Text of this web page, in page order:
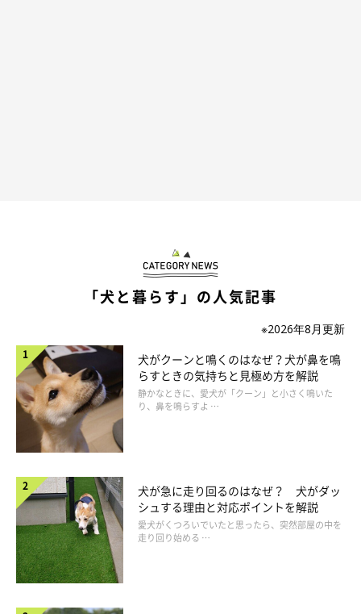
７才以降のシニア期に入ると、病気の影響で太ってくることがあ
ります。とくに、クッシング症候群や甲状腺機能低下症といった
ホルモンにかかわる病気では、おなかまわりが太ってくること
も。食事量は変わらないのに、急に太ってきたなら病気の可能性
も疑ってみましょう。
●病気の太り方はおなかぽっこり
食べすぎの肥満では、背中に脂肪がつきますが、病気の肥満で
「犬と暮らす」の人気記事
※2026年8月更新
犬がクーンと鳴くのはなぜ？犬が鼻を鳴
らすときの気持ちと見極め方を解説
静かなときに、愛犬が「クーン」と小さく鳴いた
り、鼻を鳴らすよ …
犬が急に走り回るのはなぜ？ 犬がダッ
シュする理由と対応ポイントを解説
愛犬がくつろいでいたと思ったら、突然部屋の中を
走り回り始める …